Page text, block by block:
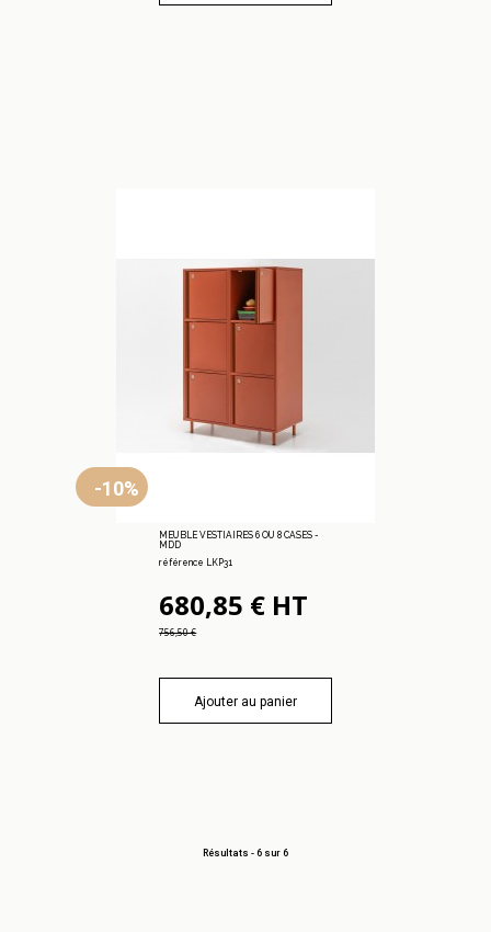
-10%
MEUBLE VESTIAIRES 6 OU 8 CASES -
MDD
référence LKP31
680,85 € HT
756,50 €
Ajouter au panier
Résultats - 6 sur 6